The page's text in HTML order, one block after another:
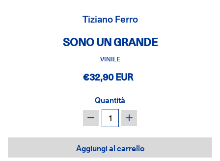
Tiziano Ferro
SONO UN GRANDE
VINILE
€32,90 EUR
Quantità
Aggiungi al carrello